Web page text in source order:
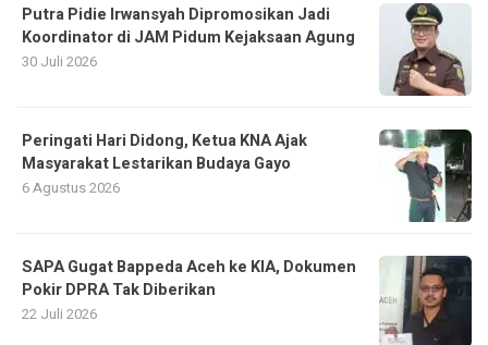
Putra Pidie Irwansyah Dipromosikan Jadi
Koordinator di JAM Pidum Kejaksaan Agung
30 Juli 2026
Peringati Hari Didong, Ketua KNA Ajak
Masyarakat Lestarikan Budaya Gayo
6 Agustus 2026
SAPA Gugat Bappeda Aceh ke KIA, Dokumen
Pokir DPRA Tak Diberikan
22 Juli 2026